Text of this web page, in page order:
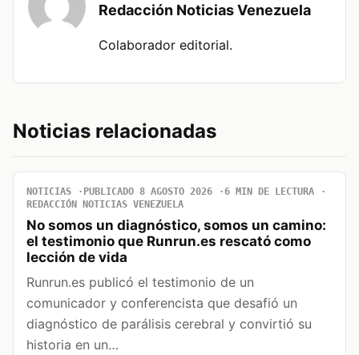
Redacción Noticias Venezuela
Colaborador editorial.
Noticias relacionadas
NOTICIAS PUBLICADO 8 AGOSTO 2026
6 MIN DE LECTURA
REDACCIÓN NOTICIAS VENEZUELA
No somos un diagnóstico, somos un camino:
el testimonio que Runrun.es rescató como
lección de vida
Runrun.es publicó el testimonio de un
comunicador y conferencista que desafió un
diagnóstico de parálisis cerebral y convirtió su
historia en un…